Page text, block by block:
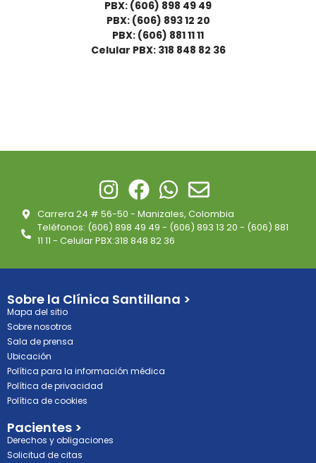
PBX: (606) 898 49 49
PBX: (606) 893 12 20
PBX: (606) 881 11 11
Celular PBX: 318 848 82 36
Carrera 24 # 56-50 - Manizales, Colombia
Teléfonos: (606) 898 49 49 - (606) 893 13 20 - (606) 881
11 11 - Celular PBX:318 848 82 36
Sobre la Clínica Santillana >
Mapa del sitio
Sobre nosotros
Sala de prensa
Ubicación
Política para la información médica
Política de privacidad
Política de cookies
Pacientes >
Derechos y obligaciones
Solicitud de citas